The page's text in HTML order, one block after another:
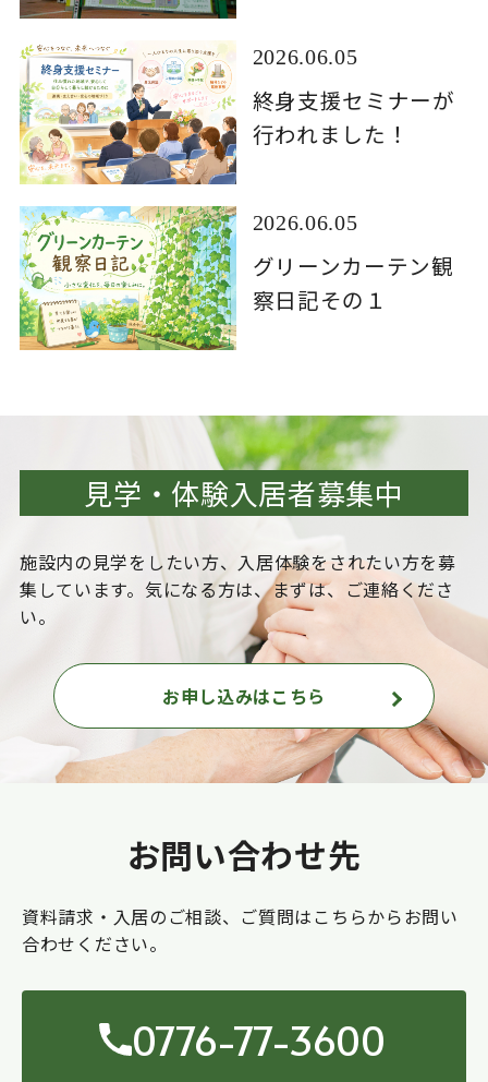
2026.06.05
終身支援セミナーが
行われました！
2026.06.05
グリーンカーテン観
察日記その１
見学・体験入居者募集中
施設内の見学をしたい方、入居体験をされたい方を募
集しています。気になる方は、まずは、ご連絡くださ
い。
お申し込みはこちら
お問い合わせ先
資料請求・入居のご相談、ご質問はこちらからお問い
合わせください。
0776-77-3600